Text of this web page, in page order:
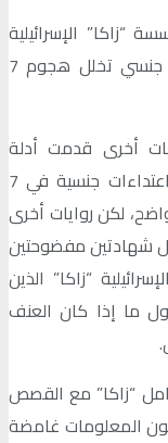
الإسرائيلية
للإنقاذ اعترافه بـ”فبركة” روايته حول عنف جنسي تخلل هجوم 7
أخرى قدمت أدلة
“موثوقة” على أن مقاتلي حماس ارتكبوا اعتداءات جنسية في 7
لكن روايات أخرى
شهادتين مفضوحتين
“زاكا” الذين
ما إذا كان العنف
“زاكا” مع القصص
المعلومات غامضة